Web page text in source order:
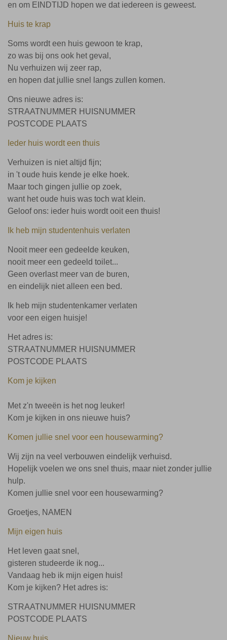
en om EINDTIJD hopen we dat iedereen is geweest.
Huis te krap
Soms wordt een huis gewoon te krap,
zo was bij ons ook het geval,
Nu verhuizen wij zeer rap,
en hopen dat jullie snel langs zullen komen.
Ons nieuwe adres is:
STRAATNUMMER HUISNUMMER
POSTCODE PLAATS
Ieder huis wordt een thuis
Verhuizen is niet altijd fijn;
in 't oude huis kende je elke hoek.
Maar toch gingen jullie op zoek,
want het oude huis was toch wat klein.
Geloof ons: ieder huis wordt ooit een thuis!
Ik heb mijn studentenhuis verlaten
Nooit meer een gedeelde keuken,
nooit meer een gedeeld toilet...
Geen overlast meer van de buren,
en eindelijk niet alleen een bed.
Ik heb mijn studentenkamer verlaten
voor een eigen huisje!
Het adres is:
STRAATNUMMER HUISNUMMER
POSTCODE PLAATS
Kom je kijken
Met z'n tweeën is het nog leuker!
Kom je kijken in ons nieuwe huis?
Komen jullie snel voor een housewarming?
Wij zijn na veel verbouwen eindelijk verhuisd.
Hopelijk voelen we ons snel thuis, maar niet zonder jullie
hulp.
Komen jullie snel voor een housewarming?
Groetjes, NAMEN
Mijn eigen huis
Het leven gaat snel,
gisteren studeerde ik nog...
Vandaag heb ik mijn eigen huis!
Kom je kijken? Het adres is:
STRAATNUMMER HUISNUMMER
POSTCODE PLAATS
Nieuw huis